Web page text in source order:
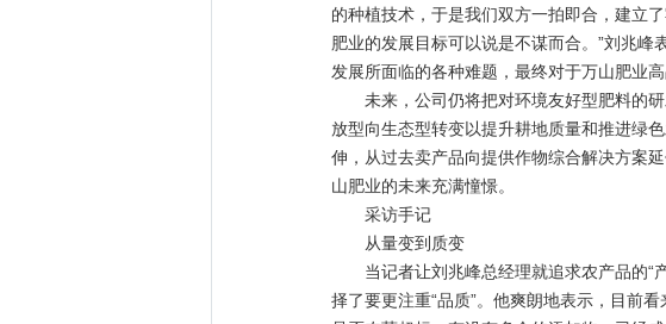
的种植技术，于是我们双方一拍即合，建立
肥业的发展目标可以说是不谋而合。”刘兆
发展所面临的各种难题，最终对于万山肥业
未来，公司仍将把对环境友好型肥料的研
放型向生态型转变以提升耕地质量和推进绿
伸，从过去卖产品向提供作物综合解决方案
山肥业的未来充满憧憬。
采访手记
从量变到质变
当记者让刘兆峰总经理就追求农产品的“产
择了要更注重“品质”。他爽朗地表示，目前